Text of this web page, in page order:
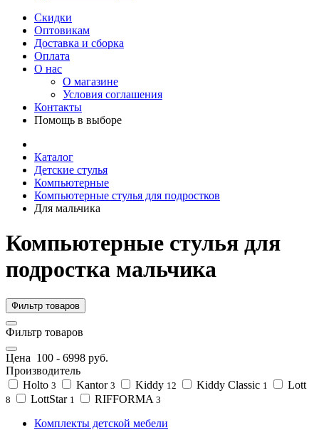
Скидки
Оптовикам
Доставка и сборка
Оплата
О нас
О магазине
Условия соглашения
Контакты
Помощь в выборе
Каталог
Детские стулья
Компьютерные
Компьютерные стулья для подростков
Для мальчика
Компьютерные стулья для
подростка мальчика
Фильтр товаров
Фильтр товаров
Цена 100 - 6998 руб.
Производитель
Holto 3 Kantor 3 Kiddy 12 Kiddy Classic 1 Lott
8 LottStar 1 RIFFORMA 3
Комплекты детской мебели